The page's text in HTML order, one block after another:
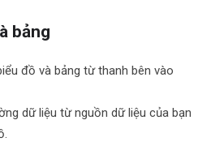
bảng
đồ và bảng từ thanh bên vào
dữ liệu từ nguồn dữ liệu của bạn